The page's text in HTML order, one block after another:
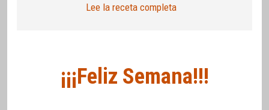
Lee la receta completa
¡¡¡Feliz Semana!!!